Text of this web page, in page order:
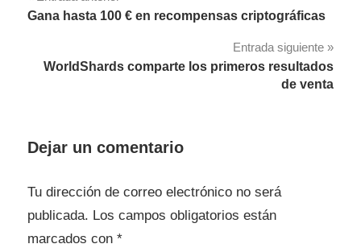
entradas
Gana hasta 100 € en recompensas criptográficas
Entrada siguiente
WorldShards comparte los primeros resultados
de venta
Dejar un comentario
Tu dirección de correo electrónico no será
publicada. Los campos obligatorios están
marcados con *